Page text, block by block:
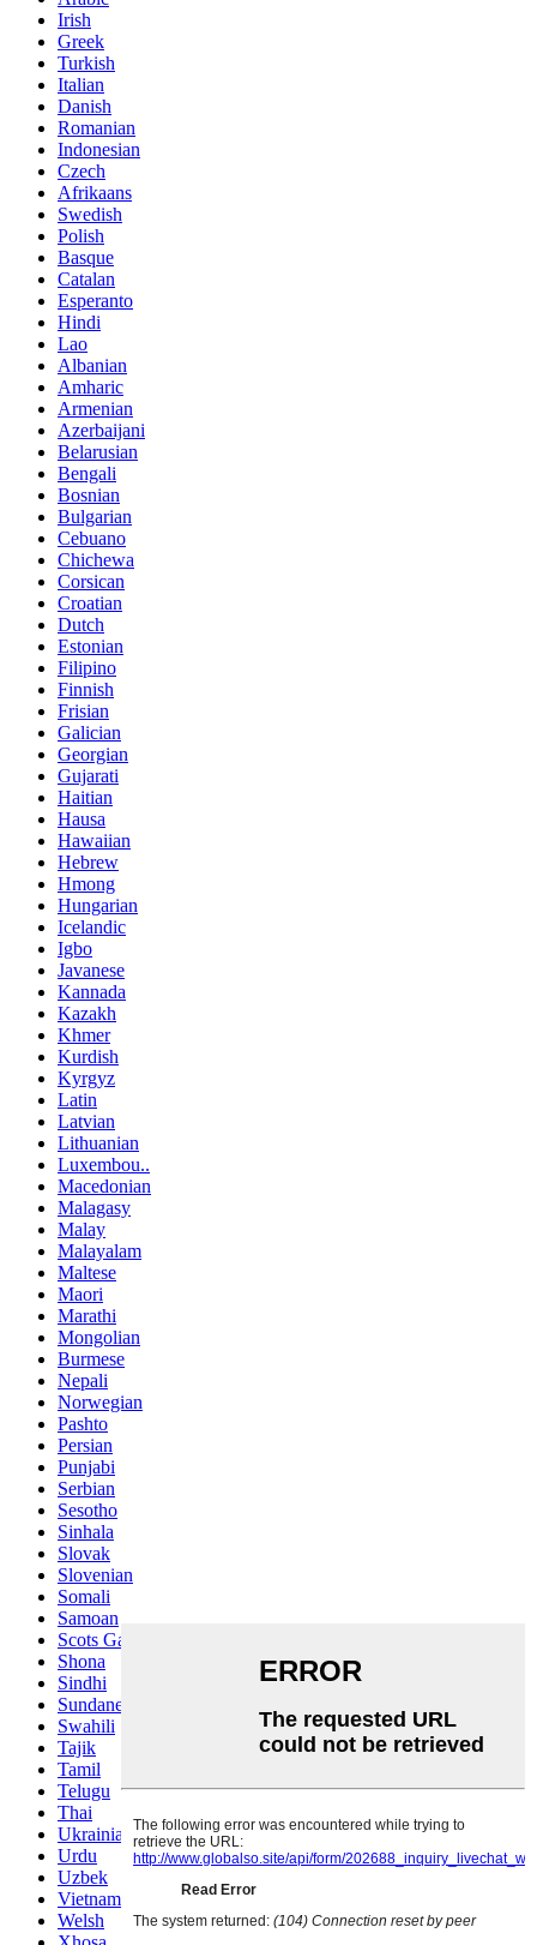
Irish
Greek
Turkish
Italian
Danish
Romanian
Indonesian
Czech
Afrikaans
Swedish
Polish
Basque
Catalan
Esperanto
Hindi
Lao
Albanian
Amharic
Armenian
Azerbaijani
Belarusian
Bengali
Bosnian
Bulgarian
Cebuano
Chichewa
Corsican
Croatian
Dutch
Estonian
Filipino
Finnish
Frisian
Galician
Georgian
Gujarati
Haitian
Hausa
Hawaiian
Hebrew
Hmong
Hungarian
Icelandic
Igbo
Javanese
Kannada
Kazakh
Khmer
Kurdish
Kyrgyz
Latin
Latvian
Lithuanian
Luxembou..
Macedonian
Malagasy
Malay
Malayalam
Maltese
Maori
Marathi
Mongolian
Burmese
Nepali
Norwegian
Pashto
Persian
Punjabi
Serbian
Sesotho
Sinhala
Slovak
Slovenian
Somali
Samoan
Scots Gaelic
Shona
Sindhi
Sundanese
Swahili
Tajik
Tamil
Telugu
Thai
Ukrainian
Urdu
Uzbek
Vietnamese
Welsh